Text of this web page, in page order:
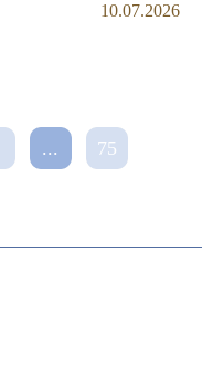
10.07.2026
... 75